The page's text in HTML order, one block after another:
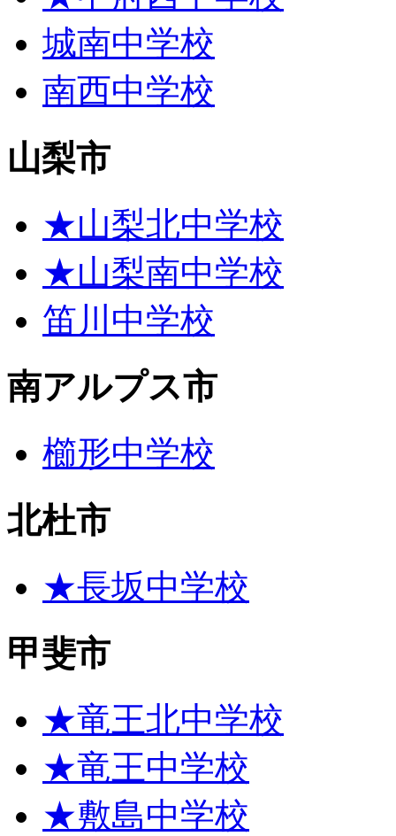
城南中学校
南西中学校
山梨市
★山梨北中学校
★山梨南中学校
笛川中学校
南アルプス市
櫛形中学校
北杜市
★長坂中学校
甲斐市
★竜王北中学校
★竜王中学校
★敷島中学校